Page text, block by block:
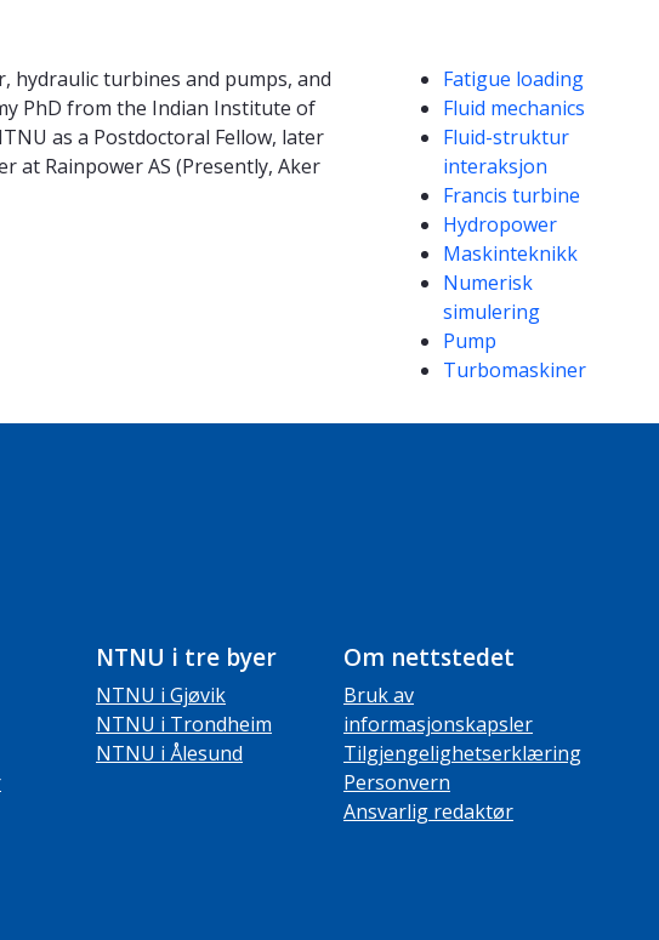
hydraulic turbines and pumps, and
PhD from the Indian Institute of
as a Postdoctoral Fellow, later
at Rainpower AS (Presently, Aker
Kompetanseord
Fatigue loading
Fluid mechanics
Fluid-struktur
interaksjon
Francis turbine
Hydropower
Maskinteknikk
Numerisk
simulering
Pump
Turbomaskiner
NTNU i tre byer
NTNU i Gjøvik
NTNU i Trondheim
NTNU i Ålesund
Om nettstedet
Bruk av
informasjonskapsler
Tilgjengelighetserklæring
Personvern
Ansvarlig redaktør